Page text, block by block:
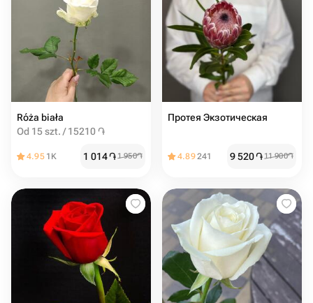
Róża biała
Od 15 szt. / 15210 ֏
4.95 1K 1 014֏1 950֏
Протея Экзотическая
4.89241 9 520֏11 900֏